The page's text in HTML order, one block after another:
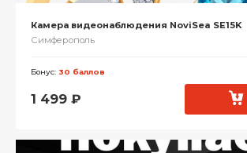
Камера видеонаблюдения NoviSea SE15K
Симферополь
Бонус: 30 баллов
1 499 ₽